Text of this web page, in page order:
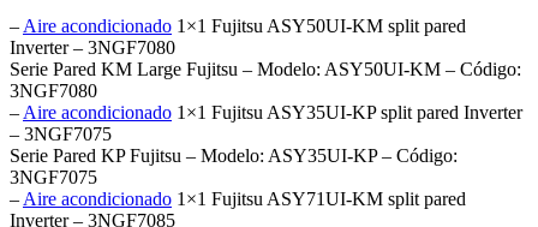
–Aire acondicionado 1×1 Fujitsu ASY50UI-KM split pared
Inverter – 3NGF7080
Serie Pared KM Large Fujitsu – Modelo: ASY50UI-KM – Código:
3NGF7080
–Aire acondicionado 1×1 Fujitsu ASY35UI-KP split pared Inverter
– 3NGF7075
Serie Pared KP Fujitsu – Modelo: ASY35UI-KP – Código:
3NGF7075
–Aire acondicionado 1×1 Fujitsu ASY71UI-KM split pared
Inverter – 3NGF7085